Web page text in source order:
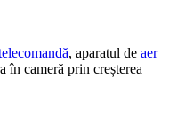
, aparatul de aer
în cameră prin creșterea